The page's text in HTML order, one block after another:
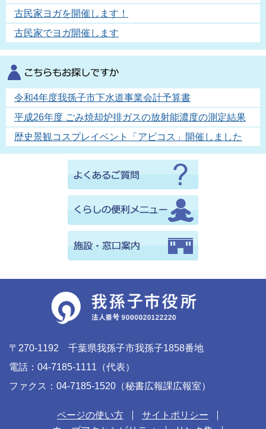
古民家ヨガを開催します！
古民家でヨガ開催します
令和4年度我孫子市下水道事業会計予算書
平成26年度 ごみ焼却炉排ガスの放射能濃度の測定結果
歴史景観コスプレイベント「アビコス」開催しました
〒270-1192 千葉県我孫子市我孫子1858番地
電話：04-7185-1111（代表）
ファクス：04-7185-1520（秘書広報課広報室）
ページの使い方
サイトポリシー